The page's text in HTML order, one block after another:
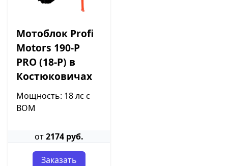
Мотоблок Profi
Motors 190-P
PRO (18-P) в
Костюковичах
Мощность: 18 лс с
ВОМ
от2174 руб.
Заказать